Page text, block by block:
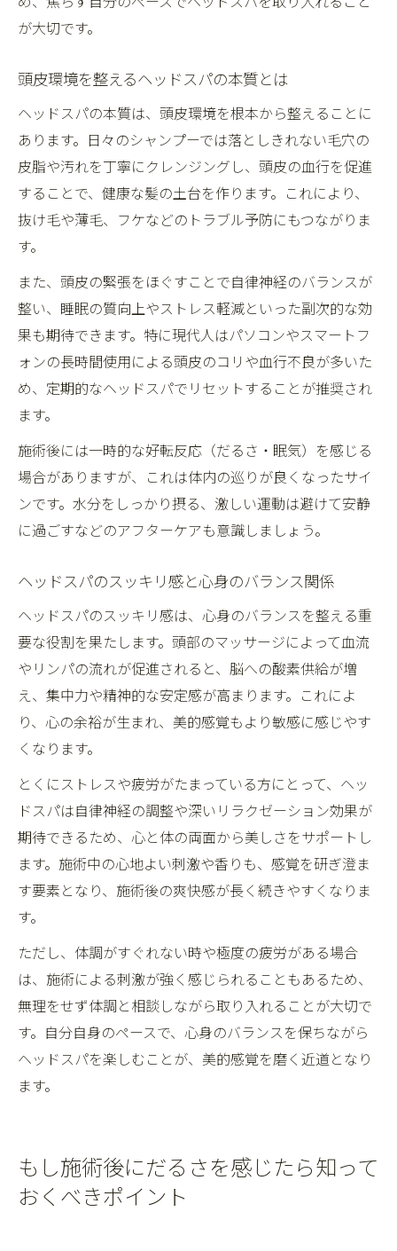
が大切です。
頭皮環境を整えるヘッドスパの本質とは
ヘッドスパの本質は、頭皮環境を根本から整えることに
あります。日々のシャンプーでは落としきれない毛穴の
皮脂や汚れを丁寧にクレンジングし、頭皮の血行を促進
することで、健康な髪の土台を作ります。これにより、
抜け毛や薄毛、フケなどのトラブル予防にもつながりま
す。
また、頭皮の緊張をほぐすことで自律神経のバランスが
整い、睡眠の質向上やストレス軽減といった副次的な効
果も期待できます。特に現代人はパソコンやスマートフ
ォンの長時間使用による頭皮のコリや血行不良が多いた
め、定期的なヘッドスパでリセットすることが推奨され
ます。
施術後には一時的な好転反応（だるさ・眠気）を感じる
場合がありますが、これは体内の巡りが良くなったサイ
ンです。水分をしっかり摂る、激しい運動は避けて安静
に過ごすなどのアフターケアも意識しましょう。
ヘッドスパのスッキリ感と心身のバランス関係
ヘッドスパのスッキリ感は、心身のバランスを整える重
要な役割を果たします。頭部のマッサージによって血流
やリンパの流れが促進されると、脳への酸素供給が増
え、集中力や精神的な安定感が高まります。これによ
り、心の余裕が生まれ、美的感覚もより敏感に感じやす
くなります。
とくにストレスや疲労がたまっている方にとって、ヘッ
ドスパは自律神経の調整や深いリラクゼーション効果が
期待できるため、心と体の両面から美しさをサポートし
ます。施術中の心地よい刺激や香りも、感覚を研ぎ澄ま
す要素となり、施術後の爽快感が長く続きやすくなりま
す。
ただし、体調がすぐれない時や極度の疲労がある場合
は、施術による刺激が強く感じられることもあるため、
無理をせず体調と相談しながら取り入れることが大切で
す。自分自身のペースで、心身のバランスを保ちながら
ヘッドスパを楽しむことが、美的感覚を磨く近道となり
ます。
もし施術後にだるさを感じたら知って
おくべきポイント